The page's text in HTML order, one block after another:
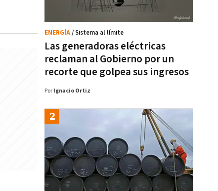
Las generadoras eléctricas
reclaman al Gobierno por un
recorte que golpea sus ingresos
ENERGÍA/ Sistema al límite
Por Ignacio Ortiz